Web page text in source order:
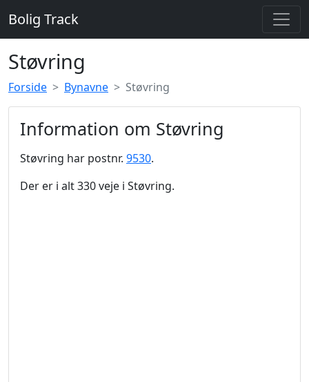
Bolig Track
Støvring
Forside Bynavne Støvring
Information om Støvring
Støvring har postnr. 9530.
Der er i alt 330 veje i Støvring.